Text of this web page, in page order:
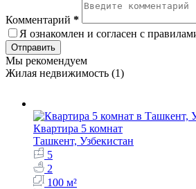
Комментарий *
Я ознакомлен и согласен с
Отправить
Мы рекомендуем
Жилая недвижимость (1)
Квартира 5 комнат
Ташкент, Узбекистан
5
2
100 м²